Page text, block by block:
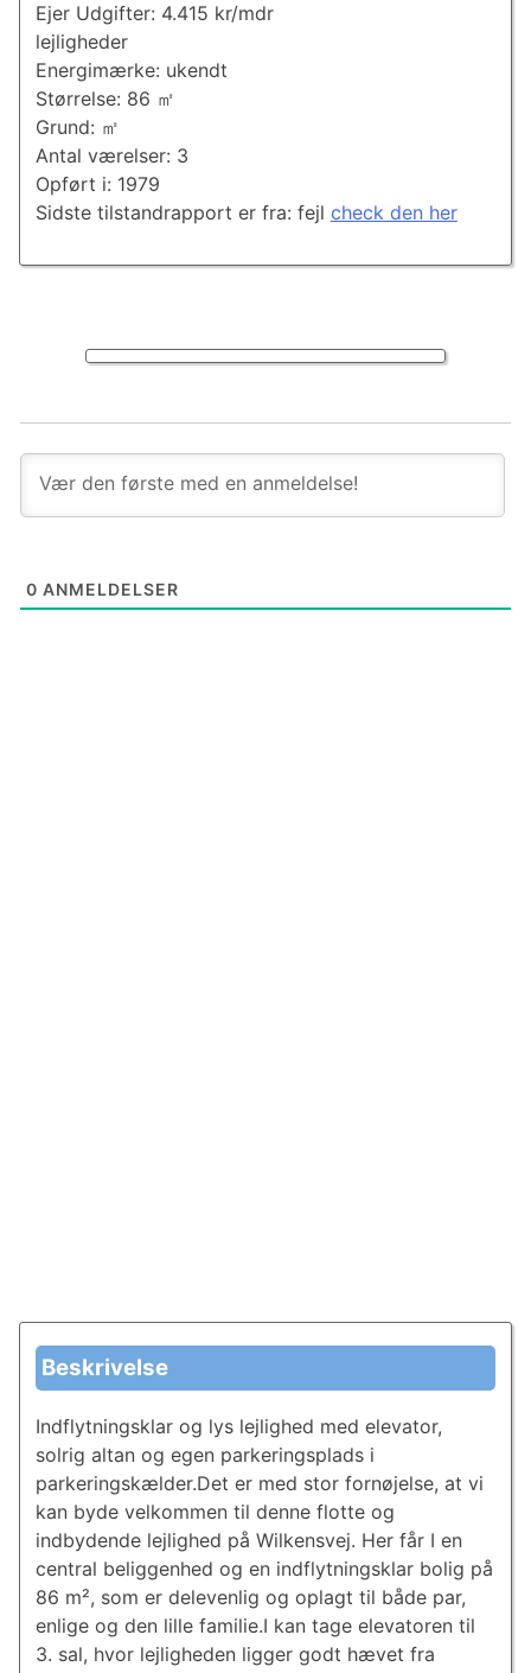
0 ANMELDELSER
Beskrivelse
Indflytningsklar og lys lejlighed med elevator,
solrig altan og egen parkeringsplads i
parkeringskælder.Det er med stor fornøjelse, at vi
kan byde velkommen til denne flotte og
indbydende lejlighed på Wilkensvej. Her får I en
central beliggenhed og en indflytningsklar bolig på
86 m², som er delevenlig og oplagt til både par,
enlige og den lille familie.I kan tage elevatoren til
3. sal, hvor lejligheden ligger godt hævet fra
Ejer Udgifter: 4.415 kr/mdr
lejligheder
Energimærke: ukendt
Størrelse: 86 ㎡
Grund: ㎡
Antal værelser: 3
Opført i: 1979
Sidste tilstandrapport er fra: fejl check den her